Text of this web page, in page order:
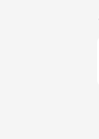
اپآپارات